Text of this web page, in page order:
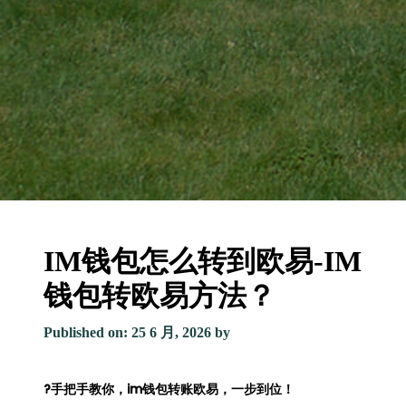
IM钱包怎么转到欧易-IM
钱包转欧易方法？
Published on: 25 6 月, 2026 by
?手把手教你，im钱包转账欧易，一步到位！